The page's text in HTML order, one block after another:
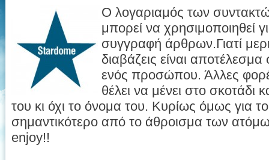
Ο λογαριαμός των
μπορεί να χρησιμοποιηθεί
συγγραφή άρθρων.Γιατί
διαβάζεις είναι αποτέλεσμα
ενός προσώπου. Άλλες
θέλει να μένει στο σκοτάδι
του κι όχι το όνομα του. Κυρίως όμως για
σημαντικότερο από το άθροισμα των
enjoy!!